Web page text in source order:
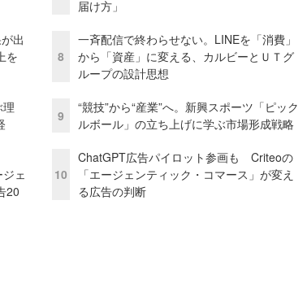
出
を
理
ェ
20
届け方」
8
一斉配信で終わらせない。LINEを「消費」
から「資産」に変える、カルビーとＵＴグ
ループの設計思想
9
“競技”から“産業”へ。新興スポーツ「ピック
ルボール」の立ち上げに学ぶ市場形成戦略
10
ChatGPT広告パイロット参画も Criteoの
「エージェンティック・コマース」が変え
る広告の判断